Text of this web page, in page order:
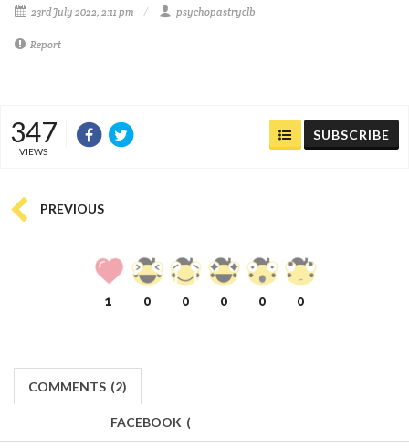
23rd July 2022, 2:11 pm psychopastryclb
Report
347
VIEWS
SUBSCRIBE
PREVIOUS
1 0 0 0 0 0
COMMENTS (2)
FACEBOOK (